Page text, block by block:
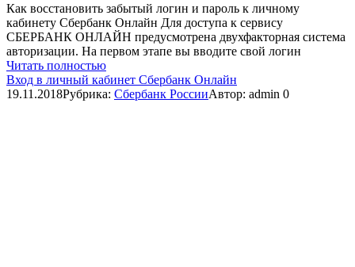
Как восстановить забытый логин и пароль к личному
кабинету Сбербанк Онлайн Для доступа к сервису
СБЕРБАНК ОНЛАЙН предусмотрена двухфакторная система
авторизации. На первом этапе вы вводите свой логин
Читать полностью
Вход в личный кабинет Сбербанк Онлайн
19.11.2018Рубрика: Сбербанк РоссииАвтор: admin 0